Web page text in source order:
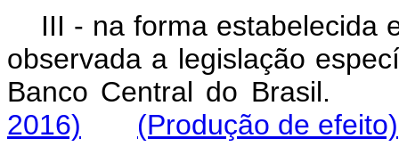
III - na forma estabelecida
observada a legislação
Banco Central do
2016)
(Produção de efeito)